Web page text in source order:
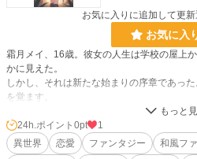
お気に入りに追加して更
お気に入
霜月メイ、16歳。彼女の人生は学校の屋上
かに見えた。
しかし、それは新たな始まりの序章であっ
を覚ます。
彼女はそこで魔獣を討伐する軍に加わるこ
的な
人々との恋愛、初めての経験、そして過酷
の自己を見つけていく。
24h.ポイント 0pt
1
異世界
恋愛 ファンタジー 和風フ